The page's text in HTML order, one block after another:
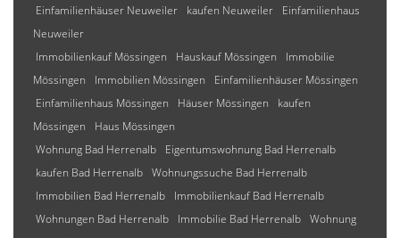
Einfamilienhäuser Neuweiler
kaufen Neuweiler
Einfamilienhaus
Neuweiler
Immobilienkauf Mössingen
Hauskauf Mössingen
Immobilie
Mössingen
Immobilien Mössingen
Einfamilienhäuser Mössingen
Einfamilienhaus Mössingen
Häuser Mössingen
kaufen
Mössingen
Haus Mössingen
Wohnung Bad Herrenalb
Eigentumswohnung Bad Herrenalb
kaufen Bad Herrenalb Wohnungssuche Bad Herrenalb
Immobilien Bad Herrenalb
Immobilienkauf Bad Herrenalb
Wohnungen Bad Herrenalb
Immobilie Bad Herrenalb Wohnung